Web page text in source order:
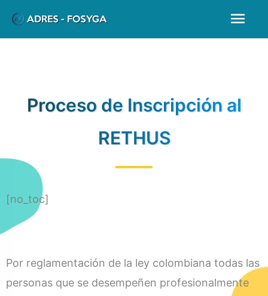
Proceso de Inscripción al
RETHUS
[no_toc]
Por reglamentación de la ley colombiana todas las
personas que se desempeñen profesionalmente